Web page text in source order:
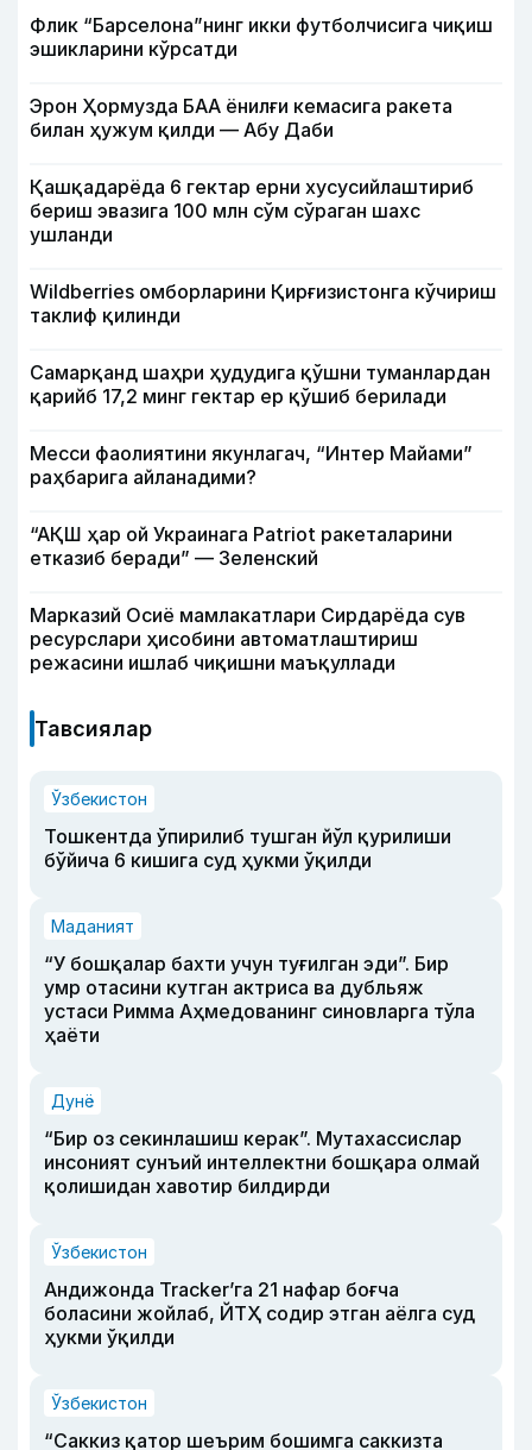
Флик “Барселона”нинг икки футболчисига чиқиш
эшикларини кўрсатди
Эрон Ҳормузда БАА ёнилғи кемасига ракета
билан ҳужум қилди — Абу Даби
Қашқадарёда 6 гектар ерни хусусийлаштириб
бериш эвазига 100 млн сўм сўраган шахс
ушланди
Wildberries омборларини Қирғизистонга кўчириш
таклиф қилинди
Самарқанд шаҳри ҳудудига қўшни туманлардан
қарийб 17,2 минг гектар ер қўшиб берилади
Месси фаолиятини якунлагач, “Интер Майами”
раҳбарига айланадими?
“АҚШ ҳар ой Украинага Patriot ракеталарини
етказиб беради” — Зеленский
Марказий Осиё мамлакатлари Сирдарёда сув
ресурслари ҳисобини автоматлаштириш
режасини ишлаб чиқишни маъқуллади
Тавсиялар
Ўзбекистон
Тошкентда ўпирилиб тушган йўл қурилиши
бўйича 6 кишига суд ҳукми ўқилди
Маданият
“У бошқалар бахти учун туғилган эди”. Бир
умр отасини кутган актриса ва дубльяж
устаси Римма Аҳмедованинг синовларга тўла
ҳаёти
Дунё
“Бир оз секинлашиш керак”. Мутахассислар
инсоният сунъий интеллектни бошқара олмай
қолишидан хавотир билдирди
Ўзбекистон
Андижонда Tracker’га 21 нафар боғча
боласини жойлаб, ЙТҲ содир этган аёлга суд
ҳукми ўқилди
Ўзбекистон
“Саккиз қатор шеърим бошимга саккизта